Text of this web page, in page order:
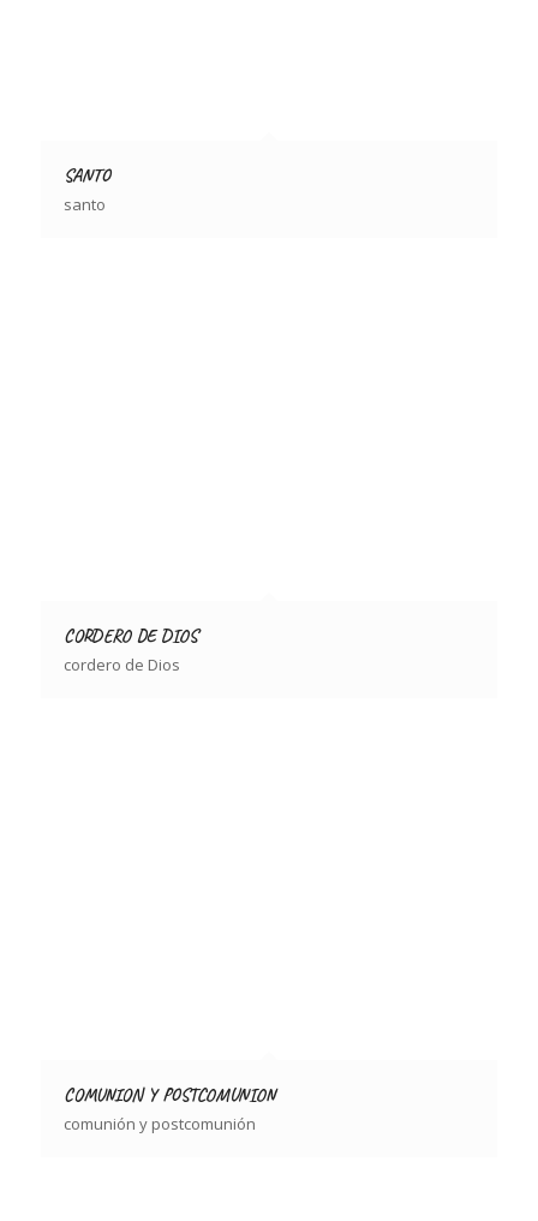
SANTO
santo
CORDERO DE DIOS
cordero de Dios
COMUNION Y POSTCOMUNION
comunión y postcomunión